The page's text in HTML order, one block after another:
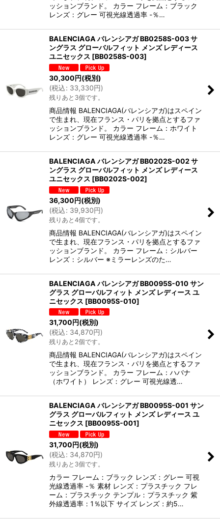
ッションブランド。 カラー フレーム：ブラック
レンズ：グレー 可視光線透過率 -％…
BALENCIAGA バレンシアガ BB0258S-003 サ
ングラス グローバルフィット メンズ レディース
ユニセックス [BB0258S-003]
30,300円(税別)
(税込: 33,330円)
残りあと3個です。
商品情報 BALENCIAGA(バレンシアガ)はスペイン
で生まれ、現在フランス・パリを拠点とするファ
ッションブランド。 カラー フレーム：ホワイト
レンズ：グレー 可視光線透過率 -％…
BALENCIAGA バレンシアガ BB0202S-002 サ
ングラス グローバルフィット メンズ レディース
ユニセックス [BB0202S-002]
36,300円(税別)
(税込: 39,930円)
残りあと4個です。
商品情報 BALENCIAGA(バレンシアガ)はスペイン
で生まれ、現在フランス・パリを拠点とするファ
ッションブランド。 カラー フレーム：シルバー
レンズ：シルバー ※ミラーレンズのた…
BALENCIAGA バレンシアガ BB0095S-010 サン
グラス グローバルフィット メンズ レディース ユ
ニセックス [BB0095S-010]
31,700円(税別)
(税込: 34,870円)
残りあと2個です。
商品情報 BALENCIAGA(バレンシアガ)はスペイン
で生まれ、現在フランス・パリを拠点とするファ
ッションブランド。 カラー フレーム：ハバナ
（ホワイト） レンズ：グレー 可視光線透…
BALENCIAGA バレンシアガ BB0095S-001 サン
グラス グローバルフィット メンズ レディース ユ
ニセックス [BB0095S-001]
31,700円(税別)
(税込: 34,870円)
残りあと3個です。
カラー フレーム：ブラック レンズ：グレー 可視
光線透過率 -％ 素材 レンズ：プラスチック フレ
ーム：プラスチック テンプル：プラスチック 紫
外線透過率：1％以下 サイズ レンズ：約5…